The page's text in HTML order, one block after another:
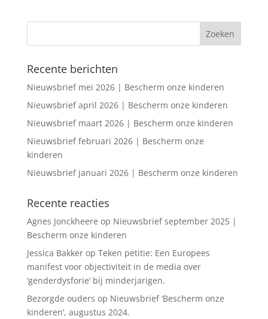
Recente berichten
Nieuwsbrief mei 2026 | Bescherm onze kinderen
Nieuwsbrief april 2026 | Bescherm onze kinderen
Nieuwsbrief maart 2026 | Bescherm onze kinderen
Nieuwsbrief februari 2026 | Bescherm onze
kinderen
Nieuwsbrief januari 2026 | Bescherm onze kinderen
Recente reacties
Agnes Jonckheere op Nieuwsbrief september 2025 |
Bescherm onze kinderen
Jessica Bakkerop Teken petitie: Een Europees
manifest voor objectiviteit in de media over
‘genderdysforie’ bij minderjarigen.
Bezorgde ouders op Nieuwsbrief ‘Bescherm onze
kinderen’, augustus 2024.